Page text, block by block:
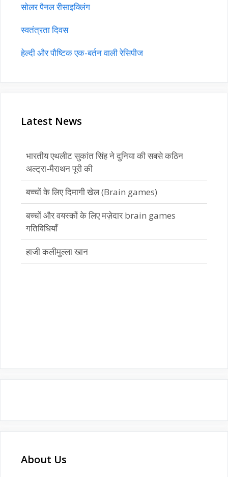
सोलर पैनल रीसाइक्लिंग
स्वतंत्रता दिवस
हेल्दी और पौष्टिक एक-बर्तन वाली रेसिपीज
Latest News
बच्चों के लिए दिमागी खेल (Brain games)
बच्चों और वयस्कों के लिए मज़ेदार brain games
गतिविधियाँ
हाजी कलीमुल्ला खान
भारतीय एथलीट सुकांत सिंह ने दुनिया की सबसे कठिन
अल्ट्रा-मैराथन पूरी की
About Us